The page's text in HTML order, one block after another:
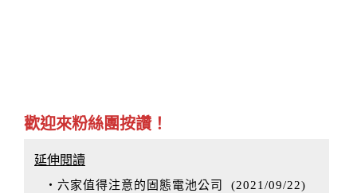
歡迎來粉絲團按讚！
延伸閱讀
‧六家值得注意的固態電池公司 (2021/09/22)